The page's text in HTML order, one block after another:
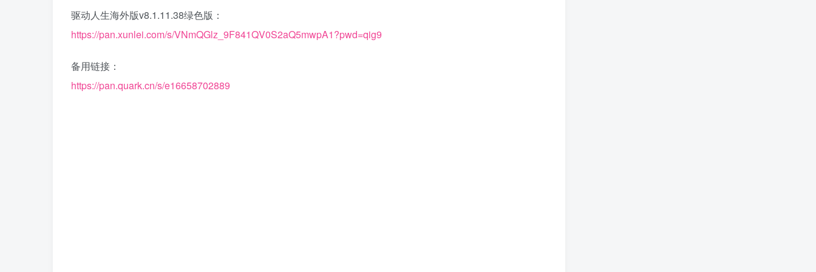
驱动人生海外版v8.1.11.38绿色版：
https://pan.xunlei.com/s/VNmQGlz_9F841QV0S2aQ5mwpA1?pwd=qig9
备用链接：
https://pan.quark.cn/s/e16658702889